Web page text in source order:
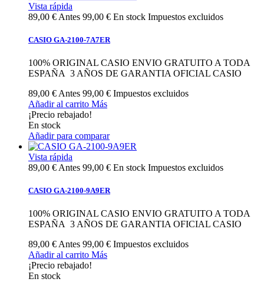
Vista rápida
89,00 € Antes 99,00 € En stock Impuestos excluidos
CASIO GA-2100-7A7ER
100% ORIGINAL CASIO ENVIO GRATUITO A TODA
ESPAÑA 3 AÑOS DE GARANTIA OFICIAL CASIO
89,00 € Antes 99,00 € Impuestos excluidos
Añadir al carrito Más
¡Precio rebajado!
En stock
Añadir para comparar
Vista rápida
89,00 € Antes 99,00 € En stock Impuestos excluidos
CASIO GA-2100-9A9ER
100% ORIGINAL CASIO ENVIO GRATUITO A TODA
ESPAÑA 3 AÑOS DE GARANTIA OFICIAL CASIO
89,00 €Antes 99,00 € Impuestos excluidos
Añadir al carrito Más
¡Precio rebajado!
En stock